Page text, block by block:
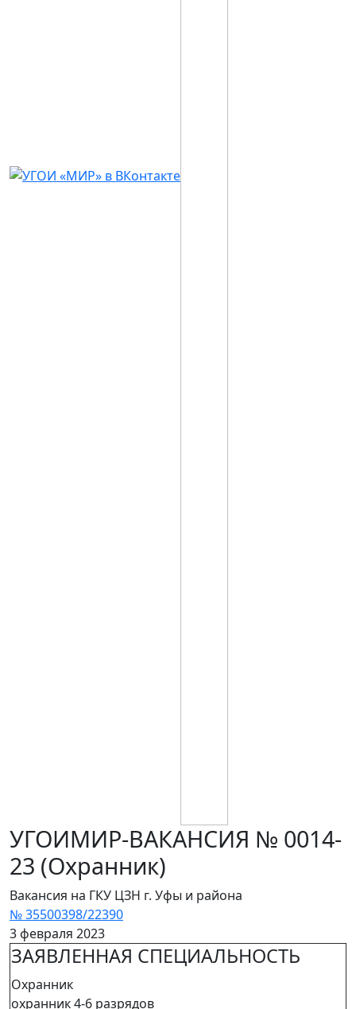
УГОИМИР-ВАКАНСИЯ № 0014-
23 (Охранник)
Вакансия на ГКУ ЦЗН г. Уфы и района
№ 35500398/22390
3 февраля 2023
ЗАЯВЛЕННАЯ СПЕЦИАЛЬНОСТЬ
Охранник
охранник 4-6 разрядов